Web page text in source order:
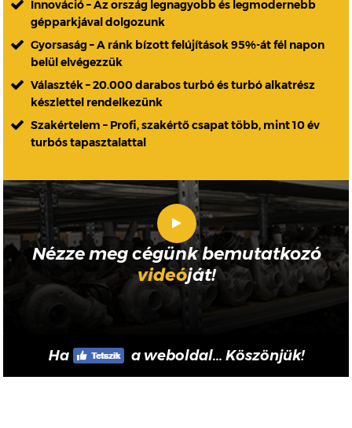
Innováció – Az ország legnagyobb és legmodernebb
gépparkjával dolgozunk
Gyorsaság – A ránk bízott felújítások 95%-át fél napon
belül elvégezzük
Választék – 20.000 darabos turbó és turbó alkatrész
készlettel rendelkezünk
Szakértelem – Profi, szakértő csapat több, mint 10 év
turbós tapasztalattal
Nézze meg cégünk bemutatkozó
videóját!
Ha a weboldal... Köszönjük!